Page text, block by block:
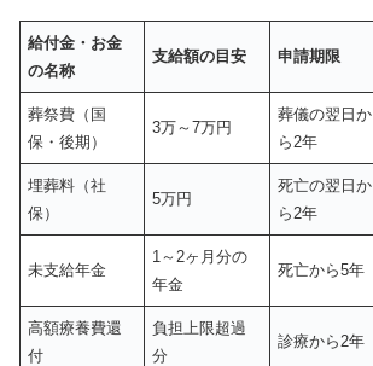
給付金・お金
の名称
支給額の目安 申請期限
葬祭費（国
保・後期）
3万～7万円
葬儀の翌日か
ら2年
埋葬料（社
保）
5万円
死亡の翌日か
ら2年
未支給年金
1～2ヶ月分の
年金
死亡から5年
高額療養費還
付
負担上限超過
分
診療から2年